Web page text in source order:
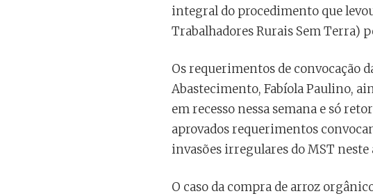
integral do procedimento que
Trabalhadores Rurais Sem Terra)
Os requerimentos de convocação
Abastecimento, Fabíola Paulino,
em recesso nessa semana e só
aprovados requerimentos
invasões irregulares do MST neste
O caso da compra de arroz